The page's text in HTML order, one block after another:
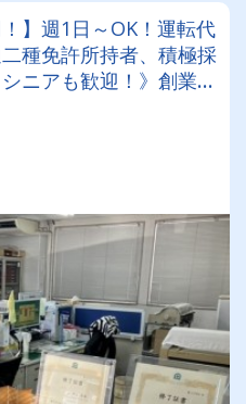
】週1日～OK！運転代
種免許所持者、積極採
ニアも歓迎！》創業30
のペースで働きません
は、あなたの希望の